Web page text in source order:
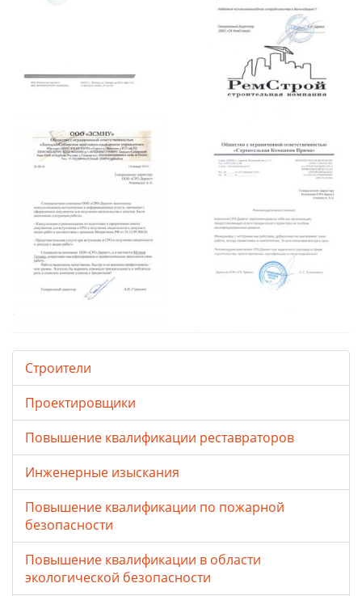
Строители
Проектировщики
Повышение квалификации реставраторов
Инженерные изыскания
Повышение квалификации по пожарной
безопасности
Повышение квалификации в области
экологической безопасности